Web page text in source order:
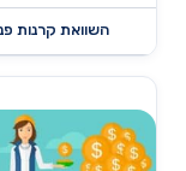
השוואת קרנות